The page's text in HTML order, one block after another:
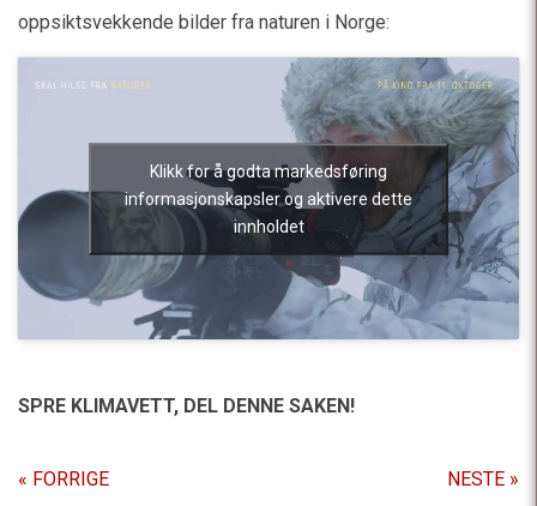
oppsiktsvekkende bilder fra naturen i Norge:
Klikk for å godta markedsføring
informasjonskapsler og aktivere dette
innholdet
SPRE KLIMAVETT, DEL DENNE SAKEN!
« FORRIGE NESTE »